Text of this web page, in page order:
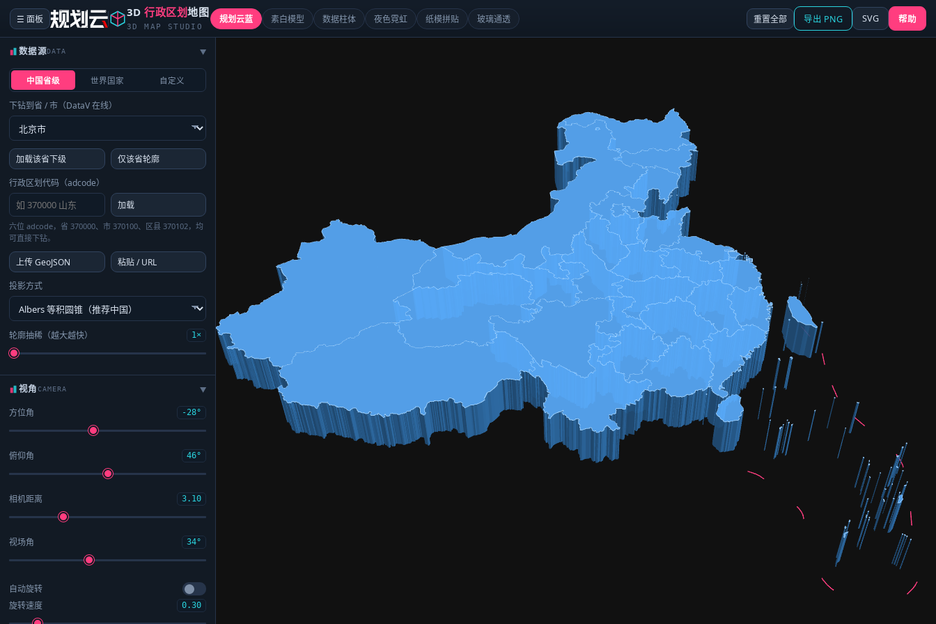
☰ 面板 3D行政区划地图
3D MAP STUDIO
规划云蓝 素白模型 数据柱体 夜色霓虹 纸模拼贴 玻璃通透 重置全部 导出 PNG SVG 帮助
数据源DATA ▶
中国省级 世界国家 自定义
下钻到省 / 市（DataV 在线）
加载该省下级
仅该省轮廓
行政区划代码（adcode）
加载
六位 adcode，省 370000、市 370100、区县 370102，均
可直接下钻。
上传 GeoJSON
粘贴 / URL
投影方式
轮廓抽稀（越大越快） 1×
视角CAMERA ▶
方位角 -28°
俯仰角 46°
相机距离 3.10
视场角 34°
自动旋转
旋转速度
0.30